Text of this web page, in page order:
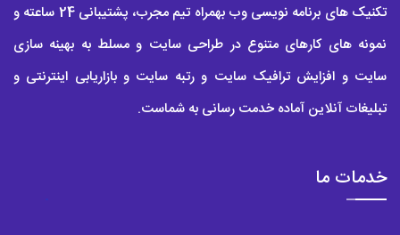
تکنیک های برنامه نویسی وب بهمراه تیم مجرب، پشتیبانی 24 ساعته و
نمونه های کارهای متنوع در طراحی سایت و مسلط به بهینه سازی
سایت و افزایش ترافیک سایت و رتبه سایت و بازاریابی اینترنتی و
تبلیغات آنلاین آماده خدمت رسانی به شماست.
خدمات ما